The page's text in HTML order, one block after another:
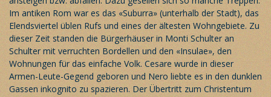
Im antiken Rom war es das «Suburra» (unterhalb der Stadt), das
Elendsviertel üblen Rufs und eines der ältesten Wohngebiete. Zu
dieser Zeit standen die Bürgerhäuser in Monti Schulter an
Schulter mit verruchten Bordellen und den «Insulae», den
Wohnungen für das einfache Volk. Cesare wurde in dieser
Armen-Leute-Gegend geboren und Nero liebte es in den dunklen
Gassen inkognito zu spazieren. Der Übertritt zum Christentum